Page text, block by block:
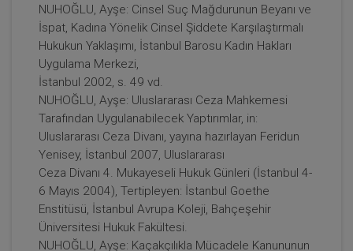
NUHOĞLU, Ayşe: Cinsel Suç Mağdurunun Beyanı ve
İspat, Kadına Yönelik Cinsel Şiddete Karşılaştırmalı
Hukukun Yaklaşımı, İstanbul Barosu Kadın Hakları
Uygulama Merkezi,
İstanbul 2002, s. 49 vd.
NUHOĞLU, Ayşe: Uluslararası Ceza Mahkemesi
Tarafından Uygulanabilecek Yaptırımlar, in:
Uluslararası Ceza Divanı, yayına hazırlayan Feridun
Yenisey, İstanbul 2007, Uluslararası
Ceza Divanı 4. Mukayeseli Hukuk Günleri (İstanbul 4-
6 Mayıs 2004), Tertipleyen: İstanbul Goethe
Enstitüsü, İstanbul Avrupa Koleji, Bahçeşehir
Üniversitesi Hukuk Fakültesi.
NUHOĞLU, Ayşe: Kaçakçılıkla Mücadele Kanununun